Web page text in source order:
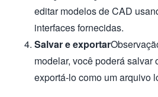
editar modelos de CAD
interfaces fornecidas.
Salvar e exportar
modelar, você poderá salvar
exportá-lo como um arquivo